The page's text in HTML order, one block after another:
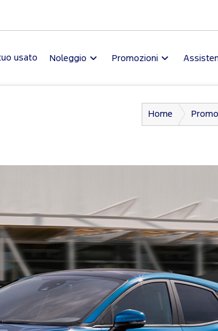
usato Noleggio Promozioni
Home